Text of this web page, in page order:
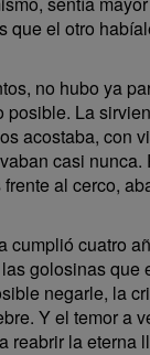
que el otro
no hubo ya
posible. La
acostaba, con
casi nunca.
al cerco,
cumplió cuatro
golosinas que
negarle, la
Y el temor a
reabrir la eterna